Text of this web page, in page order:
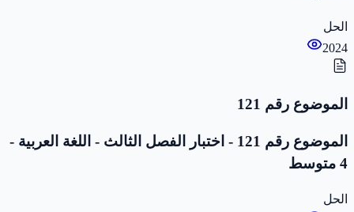
الحل
2024
الموضوع رقم 121
الموضوع رقم 121 - اختبار الفصل الثالث - اللغة العربية -
4 متوسط
الحل